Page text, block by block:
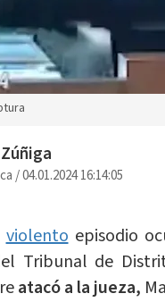
/04.01.2024 16:14:05
violentoepisodio
Tribunal de
atacó a la jueza,